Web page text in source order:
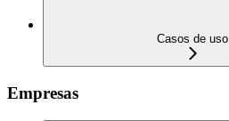
Casos de uso
Empresas